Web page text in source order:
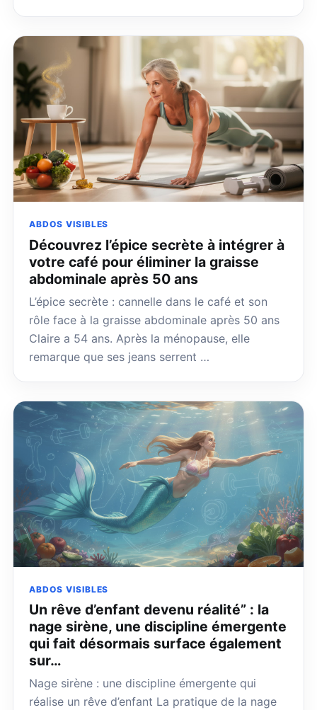
ABDOS VISIBLES
Découvrez l’épice secrète à intégrer à
votre café pour éliminer la graisse
abdominale après 50 ans
L’épice secrète : cannelle dans le café et son
rôle face à la graisse abdominale après 50 ans
Claire a 54 ans. Après la ménopause, elle
remarque que ses jeans serrent …
ABDOS VISIBLES
Un rêve d’enfant devenu réalité” : la
nage sirène, une discipline émergente
qui fait désormais surface également
sur…
Nage sirène : une discipline émergente qui
réalise un rêve d’enfant La pratique de la nage